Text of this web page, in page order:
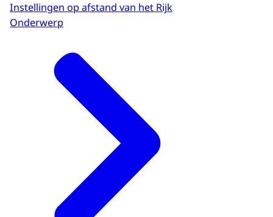
Instellingen op afstand van het Rijk
Onderwerp